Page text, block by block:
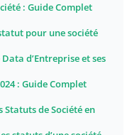
: Guide Complet
pour une société
d’Entreprise et ses
: Guide Complet
de Société en